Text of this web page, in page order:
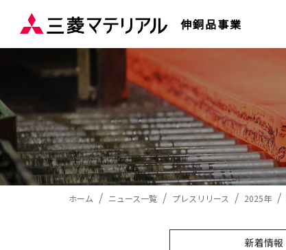
伸銅品事業
ホーム ニュース一覧 プレスリリース 2025年
新着情報